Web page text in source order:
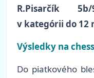
R.Pisarčík 5b/
v kategórii do 12
Výsledky na
Do piatkového